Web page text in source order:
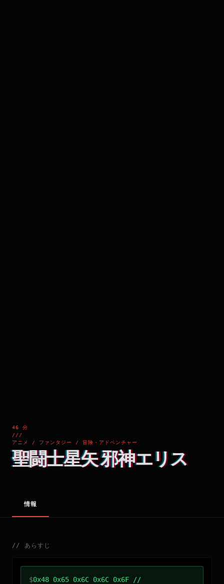
46 分
///
アニメ / ファンタジー / 冒険・アドベンチャー
聖闘士星矢 邪神エリス
情報
// あらすじ
$0x48 0x65 0x6C 0x6C 0x6F //